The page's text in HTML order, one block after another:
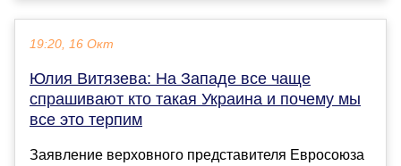
19:20, 16 Окт
Юлия Витязева: На Западе все чаще
спрашивают кто такая Украина и почему мы
все это терпим
Заявление верховного представителя Евросоюза